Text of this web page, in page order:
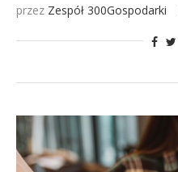
przez Zespół 300Gospodarki